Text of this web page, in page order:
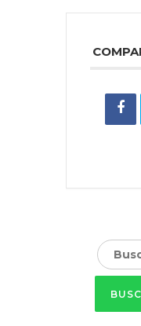
Buscar: